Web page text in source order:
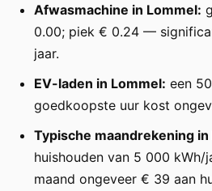
Afwasmachine in Lommel:
0.00; piek € 0.24 —
jaar.
EV-laden in Lommel: een
goedkoopste uur kost
Typische maandrekening in
huishouden van 5 000 kWh/
maand ongeveer € 39 aan